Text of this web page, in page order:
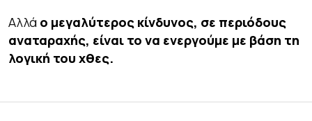
Αλλά ο μεγαλύτερος κίνδυνος, σε περιόδους
αναταραχής, είναι το να ενεργούμε με βάση τη
λογική του χθες.